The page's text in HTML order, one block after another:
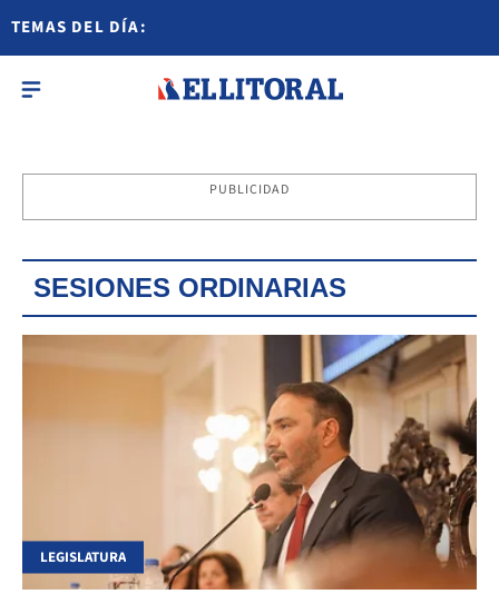
TEMAS DEL DÍA:
PUBLICIDAD
SESIONES ORDINARIAS
LEGISLATURA